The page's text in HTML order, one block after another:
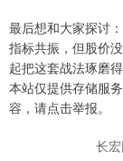
最后想和大家探讨
指标共振，但股价
起把这套战法琢磨得
本站仅提供存储服
容，请点击举报。
长